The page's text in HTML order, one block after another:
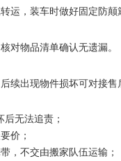
运，装车时做好固定防颠
对物品清单确认无遗漏。
续出现物件损坏可对接售
无法追责；
价；
，不交由搬家队伍运输；